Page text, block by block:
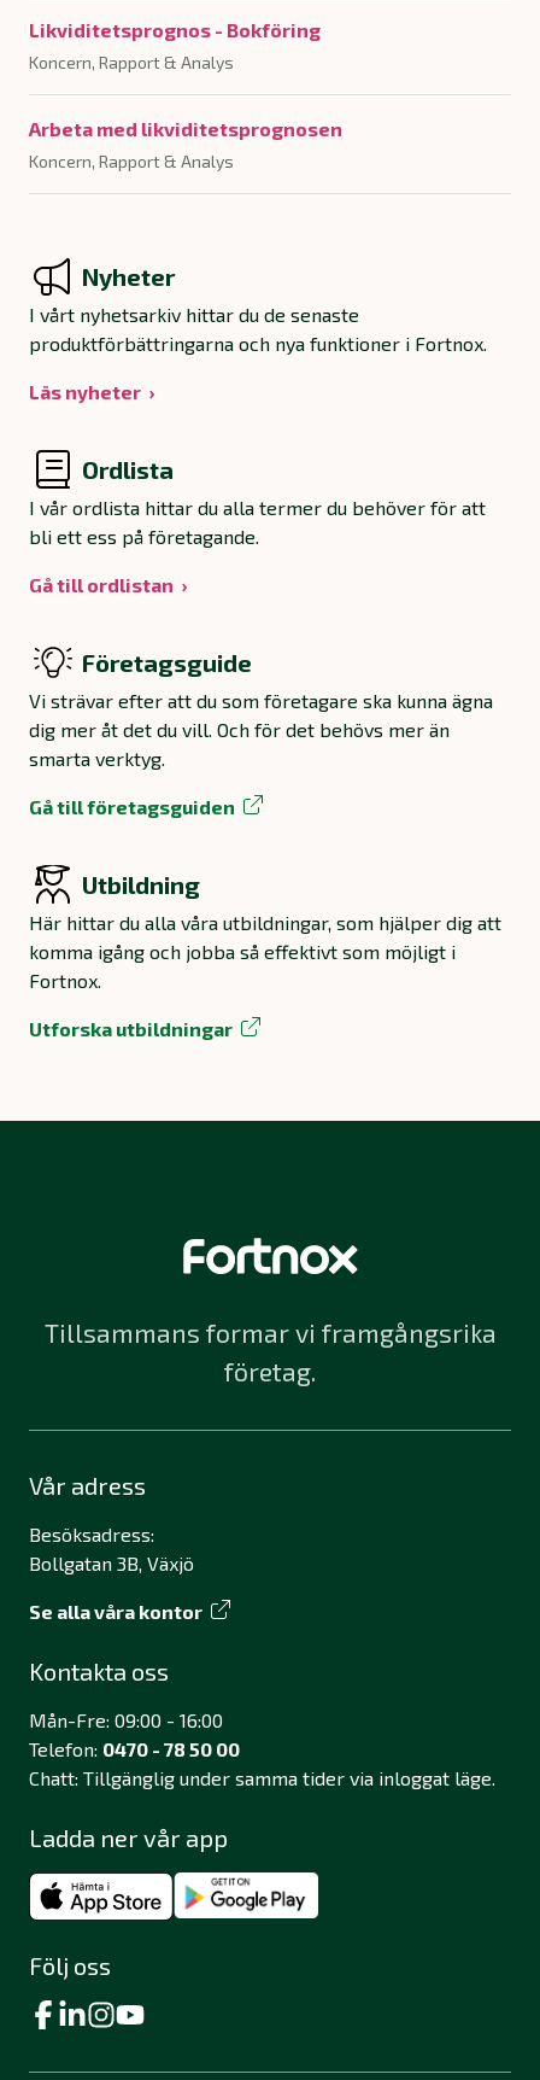
Likviditetsprognos - Bokföring
Koncern, Rapport & Analys
Arbeta med likviditetsprognosen
Koncern, Rapport & Analys
Nyheter
I vårt nyhetsarkiv hittar du de senaste
produktförbättringarna och nya funktioner i Fortnox.
Läs nyheter
Ordlista
I vår ordlista hittar du alla termer du behöver för att
bli ett ess på företagande.
Gå till ordlistan
Företagsguide
Vi strävar efter att du som företagare ska kunna ägna
dig mer åt det du vill. Och för det behövs mer än
smarta verktyg.
Gå till företagsguiden
Utbildning
Här hittar du alla våra utbildningar, som hjälper dig att
komma igång och jobba så effektivt som möjligt i
Fortnox.
Utforska utbildningar
Tillsammans formar vi framgångsrika
företag.
Vår adress
Besöksadress:
Bollgatan 3B, Växjö
Se alla våra kontor
Kontakta oss
Mån-Fre: 09:00 - 16:00
Telefon: 0470 - 78 50 00
Chatt: Tillgänglig under samma tider via inloggat läge.
Ladda ner vår app
Följ oss